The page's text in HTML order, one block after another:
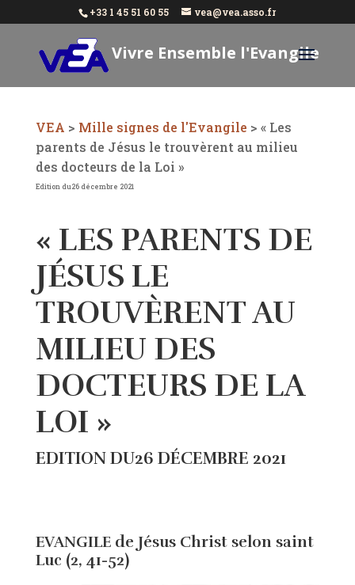
+33 1 45 51 60 55 vea@vea.asso.fr
Vivre Ensemble l'Evangile
VEA > Mille signes de l'Evangile > « Les
parents de Jésus le trouvèrent au milieu
des docteurs de la Loi »
Edition du26 décembre 2021
« LES PARENTS DE
JÉSUS LE
TROUVÈRENT AU
MILIEU DES
DOCTEURS DE LA
LOI »
EDITION DU26 DÉCEMBRE 2021
EVANGILE de Jésus Christ selon saint
Luc (2, 41-52)